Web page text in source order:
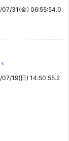
07/31(金) 06:55:54.0
07/19(日) 14:50:55.2